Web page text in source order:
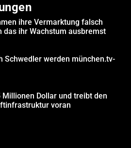
ihre Vermarktung falsch
das ihr Wachstum ausbremst
Schwedler werden münchen.tv-
Millionen Dollar und treibt den
voran